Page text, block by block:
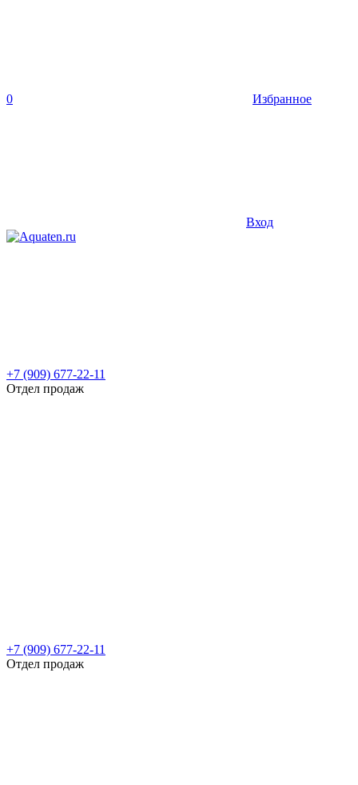
0 Избранное
Вход
+7 (909) 677-22-11
Отдел продаж
+7 (909) 677-22-11
Отдел продаж